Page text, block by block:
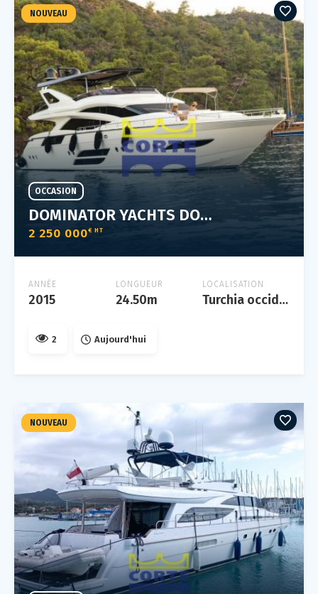
DOMINATOR YACHTS DOMINATOR 800
2 250 000€ HT
OCCASION
ANNÉE
2015
LONGUEUR
24.50m
LOCALISATION
Turchia occidentale
NOUVEAU
2 Aujourd'hui
NOUVEAU